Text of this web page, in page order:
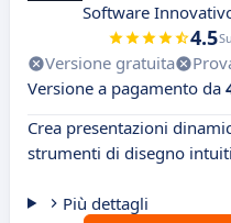
Software
4.5
Versione gratuita
Versione a pagamento da
Crea presentazioni
strumenti di disegno
Più dettagli